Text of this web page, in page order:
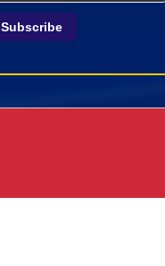
Subscribe